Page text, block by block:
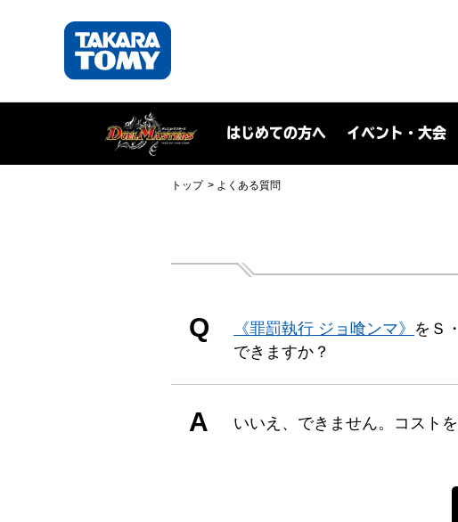
はじめての方へ イベント・大会
トップ よくある質問
Q 《罪罰執行 ジョ喰ンマ》 をＳ
できますか？
A いいえ、できません。コスト